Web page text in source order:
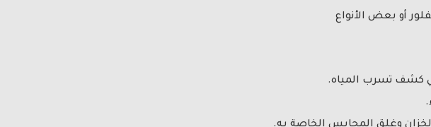
أو بعض الأنواع
كشف تسرب المياه.